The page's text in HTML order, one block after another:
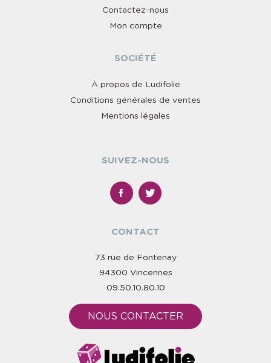
Contactez-nous
Mon compte
SOCIÉTÉ
À propos de Ludifolie
Conditions générales de ventes
Mentions légales
SUIVEZ-NOUS
CONTACT
73 rue de Fontenay
94300 Vincennes
09.50.10.80.10
NOUS CONTACTER